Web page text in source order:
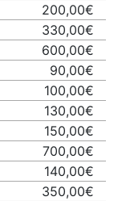
200,00€
330,00€
600,00€
90,00€
100,00€
130,00€
150,00€
700,00€
140,00€
350,00€